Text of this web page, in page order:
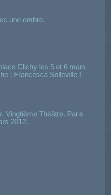
une ombre.
Clichy les 5 et 6 mars
: Francesca Solleville !
Vingtième Théâtre. Paris
2012.